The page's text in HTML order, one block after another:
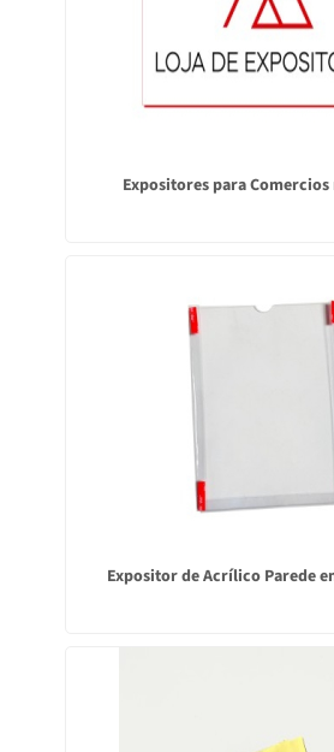
Expositores para Comercios
Expositor de Acrílico Parede